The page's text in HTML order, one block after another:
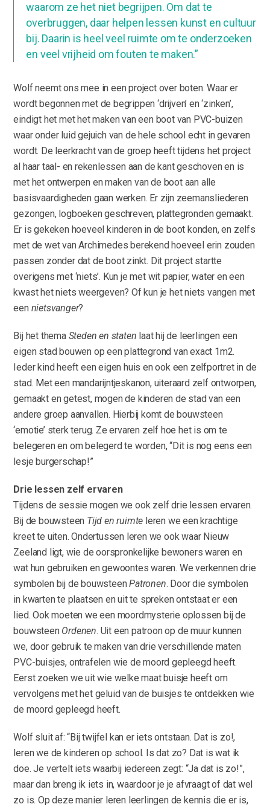
waarom ze het niet begrijpen. Om dat te
overbruggen, daar helpen lessen kunst en cultuur
bij. Daarin is heel veel ruimte om te onderzoeken
en veel vrijheid om fouten te maken.”
Wolf neemt ons mee in een project over boten. Waar er
wordt begonnen met de begrippen ‘drijven’ en ‘zinken’,
eindigt het met het maken van een boot van PVC-buizen
waar onder luid gejuich van de hele school echt in gevaren
wordt. De leerkracht van de groep heeft tijdens het project
al haar taal- en rekenlessen aan de kant geschoven en is
met het ontwerpen en maken van de boot aan alle
basisvaardigheden gaan werken. Er zijn zeemansliederen
gezongen, logboeken geschreven, plattegronden gemaakt.
Er is gekeken hoeveel kinderen in de boot konden, en zelfs
met de wet van Archimedes berekend hoeveel erin zouden
passen zonder dat de boot zinkt. Dit project startte
overigens met ‘niets’. Kun je met wit papier, water en een
kwast het niets weergeven? Of kun je het niets vangen met
een nietsvanger?
Bij het thema Steden en staten laat hij de leerlingen een
eigen stad bouwen op een plattegrond van exact 1m2.
Ieder kind heeft een eigen huis en ook een zelfportret in de
stad. Met een mandarijntjeskanon, uiteraard zelf ontworpen,
gemaakt en getest, mogen de kinderen de stad van een
andere groep aanvallen. Hierbij komt de bouwsteen
‘emotie’ sterk terug. Ze ervaren zelf hoe het is om te
belegeren en om belegerd te worden, “Dit is nog eens een
lesje burgerschap!”
Drie lessen zelf ervaren
Tijdens de sessie mogen we ook zelf drie lessen ervaren.
Bij de bouwsteen Tijd en ruimte leren we een krachtige
kreet te uiten. Ondertussen leren we ook waar Nieuw
Zeeland ligt, wie de oorspronkelijke bewoners waren en
wat hun gebruiken en gewoontes waren. We verkennen drie
symbolen bij de bouwsteenPatronen. Door die symbolen
in kwarten te plaatsen en uit te spreken ontstaat er een
lied. Ook moeten we een moordmysterie oplossen bij de
bouwsteen Ordenen. Uit een patroon op de muur kunnen
we, door gebruik te maken van drie verschillende maten
PVC-buisjes, ontrafelen wie de moord gepleegd heeft.
Eerst zoeken we uit wie welke maat buisje heeft om
vervolgens met het geluid van de buisjes te ontdekken wie
de moord gepleegd heeft.
Wolf sluit af: “Bij twijfel kan er iets ontstaan. Dat is zo!,
leren we de kinderen op school. Is dat zo? Dat is wat ik
doe. Je vertelt iets waarbij iedereen zegt: “Ja dat is zo!”,
maar dan breng ik iets in, waardoor je je afvraagt of dat wel
zo is. Op deze manier leren leerlingen de kennis die er is,